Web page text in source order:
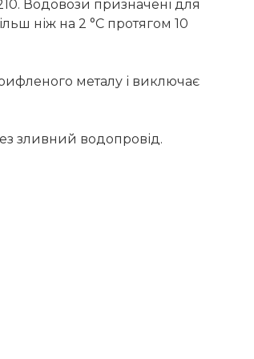
Водовози призначені для
ніж на 2 °C протягом 10
металу і виключає
зливний водопровід.